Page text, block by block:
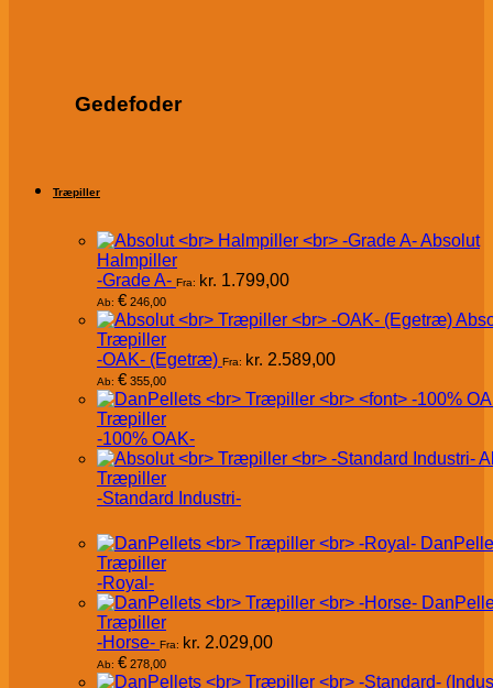
Gedefoder
Træpiller
Absolut
Halmpiller
-Grade A- Fra: kr. 1.799,00
Ab: € 246,00
Træpiller
-OAK- (Egetræ) Fra: kr. 2.589,00
Ab: € 355,00
Træpiller
-100% OAK-
Træpiller
-Standard Industri-
Træpiller
-Royal-
Træpiller
-Horse- Fra: kr. 2.029,00
Ab: € 278,00